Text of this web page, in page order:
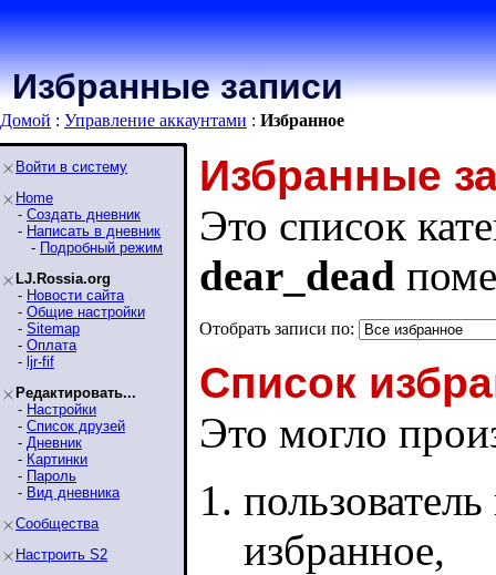
Избранные записи
Домой : Управление аккаунтами : Избранное
Войти в систему
Home
- Создать дневник
- Написать в дневник
- Подробный режим
LJ.Rossia.org
- Новости сайта
- Общие настройки
- Sitemap
- Оплата
- ljr-fif
Редактировать...
- Настройки
- Список друзей
- Дневник
- Картинки
- Пароль
- Вид дневника
Сообщества
Настроить S2
Избранные
Это список
dear_dead
Отобрать записи по:
Список
Это могло
избранное,